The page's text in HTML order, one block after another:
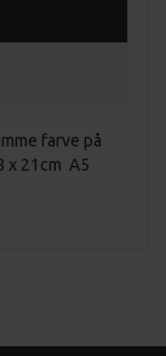
farve på
x 21cm A5